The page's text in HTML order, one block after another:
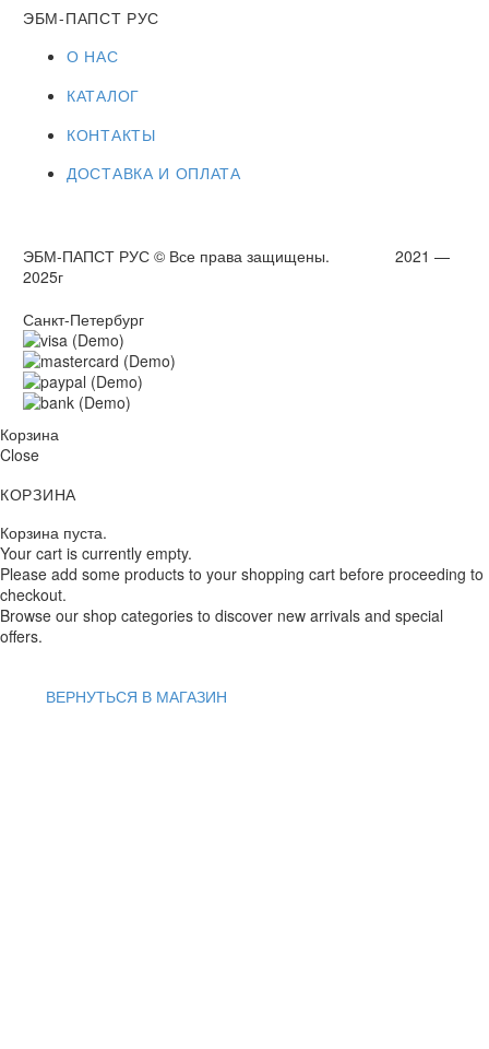
ЭБМ-ПАПСТ РУС
О НАС
КАТАЛОГ
КОНТАКТЫ
ДОСТАВКА И ОПЛАТА
ЭБМ-ПАПСТ РУС © Все права защищены. 2021 —
2025г
Санкт-Петербург
Корзина
Close
КОРЗИНА
Корзина пуста.
Your cart is currently empty.
Please add some products to your shopping cart before proceeding to
checkout.
Browse our shop categories to discover new arrivals and special
offers.
ВЕРНУТЬСЯ В МАГАЗИН